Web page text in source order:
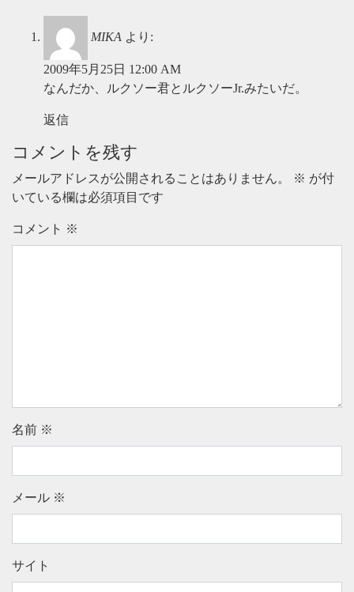
MIKA より:
2009年5月25日 12:00 AM
なんだか、ルクソー君とルクソーJr.みたいだ。
返信
コメントを残す
メールアドレスが公開されることはありません。 ※ が付
いている欄は必須項目です
コメント ※
名前 ※
メール ※
サイト